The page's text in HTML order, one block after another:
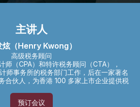
主讲人
炫（Henry Kwong）
高级税务顾问
师（CPA）和特许税务顾问（CTA），
师事务所的税务部门工作，后在一家著名
合伙人，为香港 100 多家上市企业提供税
预订会议